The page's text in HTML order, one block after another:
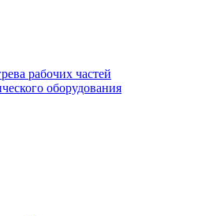
рабочих частей
оборудования